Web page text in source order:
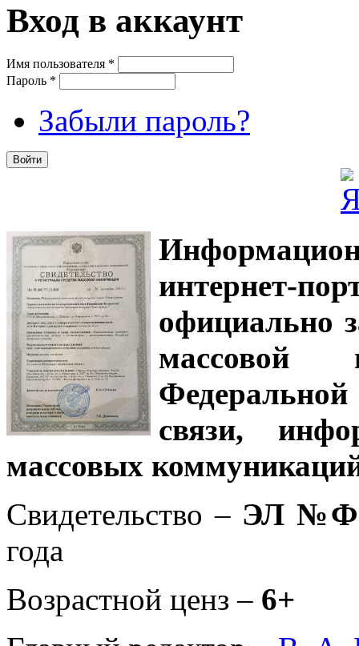
Вход в аккаунт
Имя пользователя *
Пароль *
Забыли пароль?
интернет-
официально
связи,
массовых
Свидетельство – ЭЛ
года
Возрастной ценз – 6+